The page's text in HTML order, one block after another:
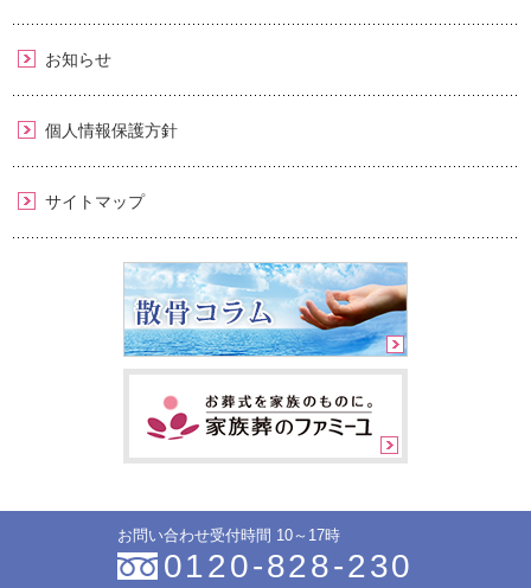
お知らせ
個人情報保護方針
サイトマップ
お問い合わせ受付時間 10～17時
0120-828-230